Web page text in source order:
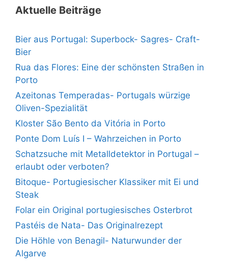
Aktuelle Beiträge
Bier aus Portugal: Superbock- Sagres- Craft-
Bier
Rua das Flores: Eine der schönsten Straßen in
Porto
Azeitonas Temperadas- Portugals würzige
Oliven-Spezialität
Kloster São Bento da Vitória in Porto
Ponte Dom Luís I – Wahrzeichen in Porto
Schatzsuche mit Metalldetektor in Portugal –
erlaubt oder verboten?
Bitoque- Portugiesischer Klassiker mit Ei und
Steak
Folar ein Original portugiesisches Osterbrot
Pastéis de Nata- Das Originalrezept
Die Höhle von Benagil- Naturwunder der
Algarve